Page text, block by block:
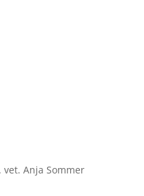
Anja Sommer